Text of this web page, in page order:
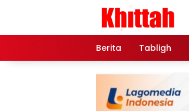
Berita Tabligh